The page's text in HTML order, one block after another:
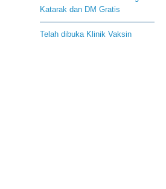
Katarak dan DM Gratis
Telah dibuka Klinik Vaksin